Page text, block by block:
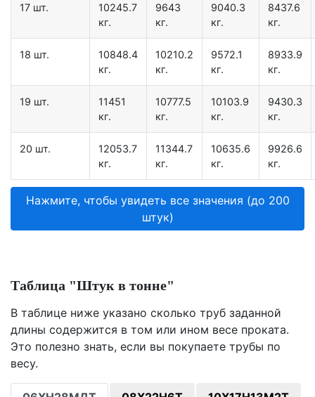
17 шт.
10245.7
кг.
9643
кг.
9040.3
кг.
8437.6
кг.
18 шт.
10848.4
кг.
10210.2
кг.
9572.1
кг.
8933.9
кг.
19 шт.
11451
кг.
10777.5
кг.
10103.9
кг.
9430.3
кг.
20 шт.
12053.7
кг.
11344.7
кг.
10635.6
кг.
9926.6
кг.
Нажмите, чтобы увидеть все значения (до 200
штук)
Таблица "Штук в тонне"
В таблице ниже указано сколько труб заданной
длины содержится в том или ином весе проката.
Это полезно знать, если вы покупаете трубы по
весу.